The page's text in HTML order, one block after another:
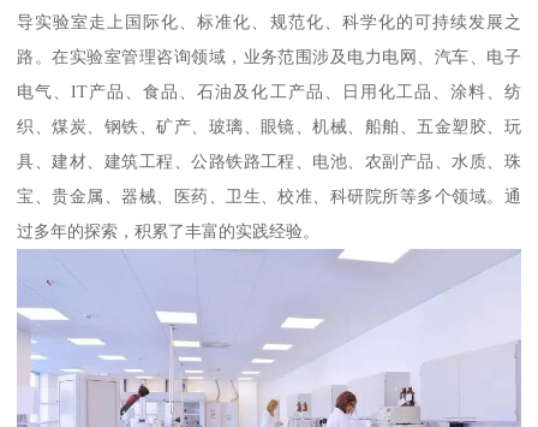
导实验室走上国际化、标准化、规范化、科学化的可持续发展之
路。在实验室管理咨询领域，业务范围涉及电力电网、汽车、电子
电气、IT产品、食品、石油及化工产品、日用化工品、涂料、纺
织、煤炭、钢铁、矿产、玻璃、眼镜、机械、船舶、五金塑胶、玩
具、建材、建筑工程、公路铁路工程、电池、农副产品、水质、珠
宝、贵金属、器械、医药、卫生、校准、科研院所等多个领域。通
过多年的探索，积累了丰富的实践经验。